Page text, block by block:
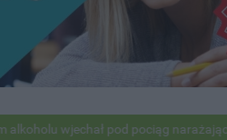
wjechał pod pociąg narażając